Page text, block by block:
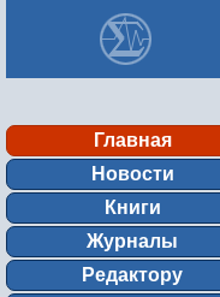
Главная
Новости
Книги
Журналы
Редактору